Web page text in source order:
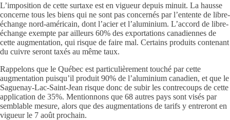
L’imposition de cette surtaxe est en vigueur depuis minuit. La hausse
concerne tous les biens qui ne sont pas concernés par l’entente de libre-
échange nord-américain, dont l’acier et l’aluminium. L’accord de libre-
échange exempte par ailleurs 60% des exportations canadiennes de
cette augmentation, qui risque de faire mal. Certains produits contenant
du cuivre seront taxés au même taux.
Rappelons que le Québec est particulièrement touché par cette
augmentation puisqu’il produit 90% de l’aluminium canadien, et que le
Saguenay-Lac-Saint-Jean risque donc de subir les contrecoups de cette
application de 35%. Mentionnons que 68 autres pays sont visés par
semblable mesure, alors que des augmentations de tarifs y entreront en
vigueur le 7 août prochain.